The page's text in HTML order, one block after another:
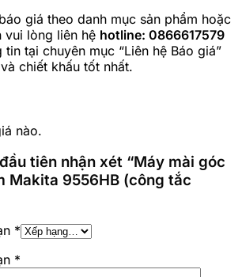
giá theo danh mục sản phẩm hoặc
vui lòng liên hệ hotline: 0866617579
tại chuyên mục “Liên hệ Báo giá”
chiết khấu tốt nhất.
nào.
tiên nhận xét “Máy mài góc
Makita 9556HB (công tắc
*
*